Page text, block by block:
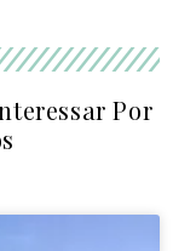
Por